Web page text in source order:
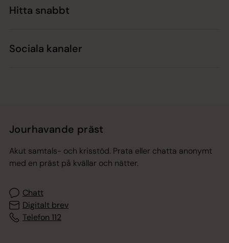
Hitta snabbt
Sociala kanaler
Jourhavande präst
Akut samtals- och krisstöd. Prata eller chatta anonymt
med en präst på kvällar och nätter.
Chatt
Digitalt brev
Telefon 112